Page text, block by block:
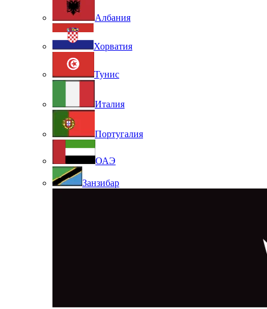
Албания
Хорватия
Тунис
Италия
Португалия
ОАЭ
Занзибар